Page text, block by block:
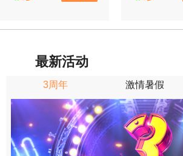
最新活动
3周年 激情暑假